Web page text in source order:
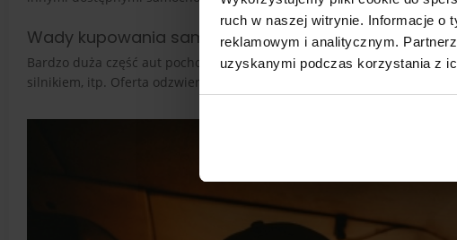
ruch w naszej witrynie. Informacje o
reklamowym i analitycznym.
uzyskanymi podczas korzystania z
Wady kupowania samochodu przez internet
Bardzo duża część aut pochodzi z leasingu, co oznacza, że trudniej
silnikiem, itp. Oferta odzwierciedla też trendy panujące kilka lat temu -